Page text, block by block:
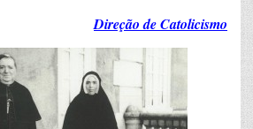
Direção de Catolicismo